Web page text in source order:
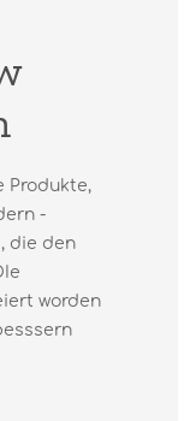
Produkte,
-
die den
worden